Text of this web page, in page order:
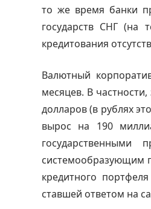
то же время банки
государств СНГ (на
кредитования
Валютный
месяцев. В
долларов (в рублях
вырос на 190
государственными
системообразующим
кредитного
ставшей ответом на